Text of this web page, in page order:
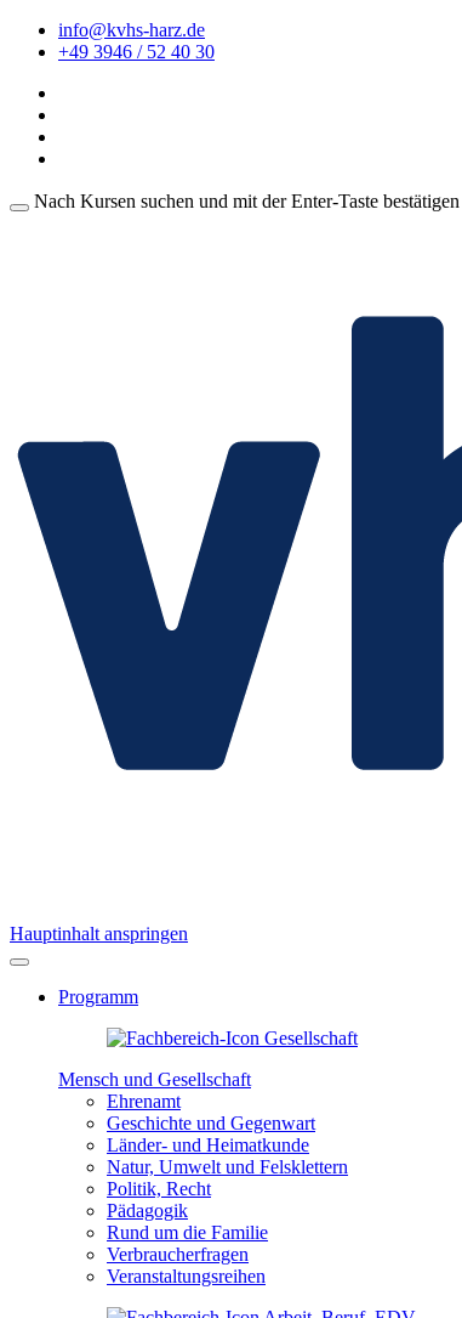
info@kvhs-harz.de
+49 3946 / 52 40 30
Nach Kursen suchen und mit der Enter-Taste bestätigen
Hauptinhalt anspringen
Programm
Mensch und Gesellschaft
Ehrenamt
Geschichte und Gegenwart
Länder- und Heimatkunde
Natur, Umwelt und Felsklettern
Politik, Recht
Pädagogik
Rund um die Familie
Verbraucherfragen
Veranstaltungsreihen